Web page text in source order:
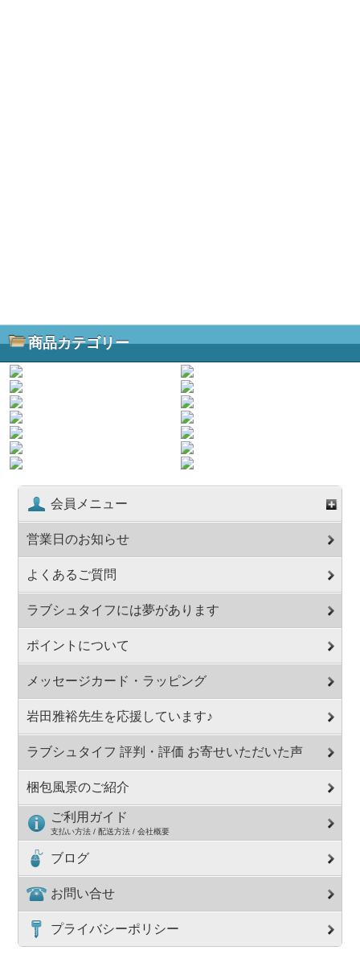
商品カテゴリー
会員メニュー
営業日のお知らせ
よくあるご質問
ラブシュタイフには夢があります
ポイントについて
メッセージカード・ラッピング
岩田雅裕先生を応援しています♪
ラブシュタイフ 評判・評価 お寄せいただいた声
梱包風景のご紹介
ご利用ガイド
支払い方法 / 配送方法 / 会社概要
ブログ
お問い合せ
プライバシーポリシー